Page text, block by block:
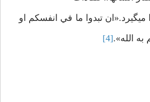
ميگيرد.«ان تبدوا ما في انفسکم او
الله».[4]